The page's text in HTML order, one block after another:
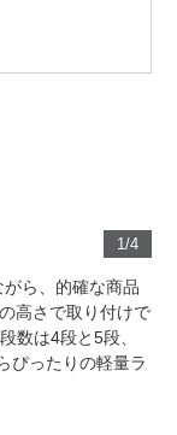
1/4
ら、的確な商品
高さで取り付けで
数は4段と5段、
ぴったりの軽量ラ